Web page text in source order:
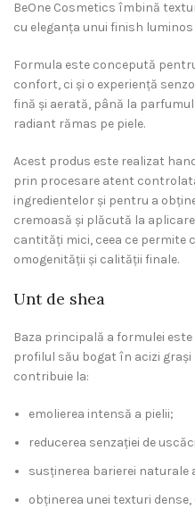
BeOne Cosmetics îmbină
cu eleganța unui finish
Formula este concepută
confort, ci și o experiență
fină și aerată, până la
radiant rămas pe piele.
Acest produs este realizat
prin procesare atent
ingredientelor și pentru a
cremoasă și plăcută la
cantități mici, ceea ce
omogenității și calității finale.
Unt de shea
Baza principală a formulei
profilul său bogat în acizi
contribuie la:
emolierea intensă a pielii;
reducerea senzației de
susținerea barierei naturale
obținerea unei texturi